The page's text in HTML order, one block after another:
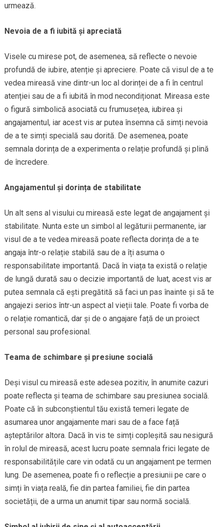
urmează.
Nevoia de a fi iubită și apreciată
Visele cu mirese pot, de asemenea, să reflecte o nevoie
profundă de iubire, atenție și apreciere. Poate că visul de a te
vedea mireasă vine dintr-un loc al dorinței de a fi în centrul
atenției sau de a fi iubită în mod necondiționat. Mireasa este
o figură simbolică asociată cu frumusețea, iubirea și
angajamentul, iar acest vis ar putea însemna că simți nevoia
de a te simți specială sau dorită. De asemenea, poate
semnala dorința de a experimenta o relație profundă și plină
de încredere.
Angajamentul și dorința de stabilitate
Un alt sens al visului cu mireasă este legat de angajament și
stabilitate. Nunta este un simbol al legăturii permanente, iar
visul de a te vedea mireasă poate reflecta dorința de a te
angaja într-o relație stabilă sau de a îți asuma o
responsabilitate importantă. Dacă în viața ta există o relație
de lungă durată sau o decizie importantă de luat, acest vis ar
putea semnala că ești pregătită să faci un pas înainte și să te
angajezi serios într-un aspect al vieții tale. Poate fi vorba de
o relație romantică, dar și de o angajare față de un proiect
personal sau profesional.
Teama de schimbare și presiune socială
Deși visul cu mireasă este adesea pozitiv, în anumite cazuri
poate reflecta și teama de schimbare sau presiunea socială.
Poate că în subconștientul tău există temeri legate de
asumarea unor angajamente mari sau de a face față
așteptărilor altora. Dacă în vis te simți copleșită sau nesigură
în rolul de mireasă, acest lucru poate semnala frici legate de
responsabilitățile care vin odată cu un angajament pe termen
lung. De asemenea, poate fi o reflecție a presiunii pe care o
simți în viața reală, fie din partea familiei, fie din partea
societății, de a urma un anumit tipar sau normă socială.